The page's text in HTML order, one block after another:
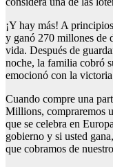
¡Y hay más! A
y ganó 270 millones de
vida. Después de
noche, la familia cobró
emocionó con la
Cuando compre una
Millions, compraremos
que se celebra en
gobierno y si usted
que cobramos de